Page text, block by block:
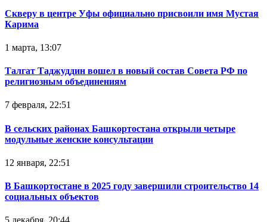
Скверу в центре Уфы официально присвоили имя Мустая
Карима
1 марта, 13:07
Талгат Таджуддин вошел в новый состав Совета РФ по
религиозным объединениям
7 февраля, 22:51
В сельских районах Башкортостана открыли четыре
модульные женские консультации
12 января, 22:51
В Башкортостане в 2025 году завершили строительство 14
социальных объектов